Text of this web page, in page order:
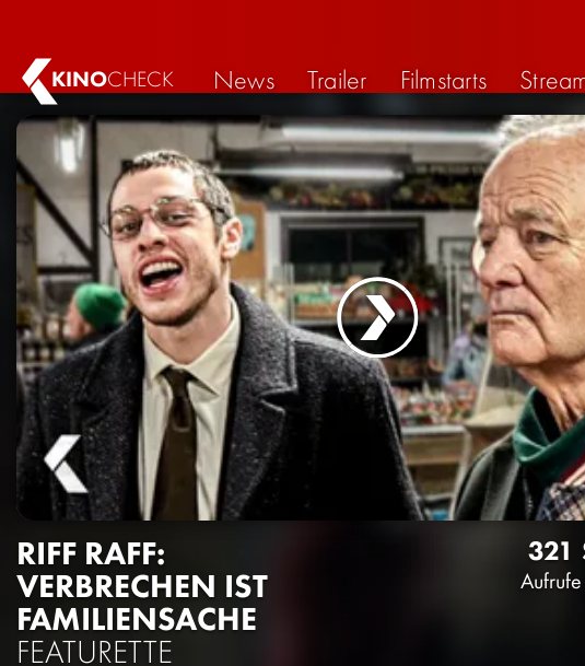
KINOCHECK News Trailer Filmstarts
RIFF RAFF:
VERBRECHEN IST
FAMILIENSACHE
FEATURETTE
321
Aufrufe